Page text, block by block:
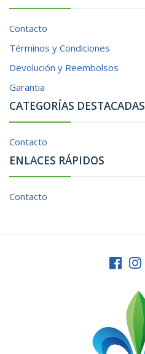
Contacto
Términos y Condiciones
Devolución y Reembolsos
Garantia
CATEGORÍAS DESTACADAS
Contacto
ENLACES RÁPIDOS
Contacto